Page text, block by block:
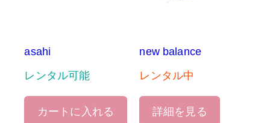
asahi
レンタル可能
カートに入れる
new balance
レンタル中
詳細を見る